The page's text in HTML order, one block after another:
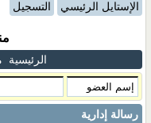
الإستايل الرئيسي التسجيل
الرئيسية
رسالة إدارية